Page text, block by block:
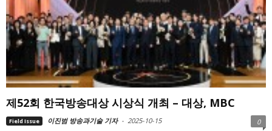
제52회 한국방송대상 시상식 개최 – 대상, MBC
Field Issue 이진범 방송과기술 기자 - 2025-10-15 0